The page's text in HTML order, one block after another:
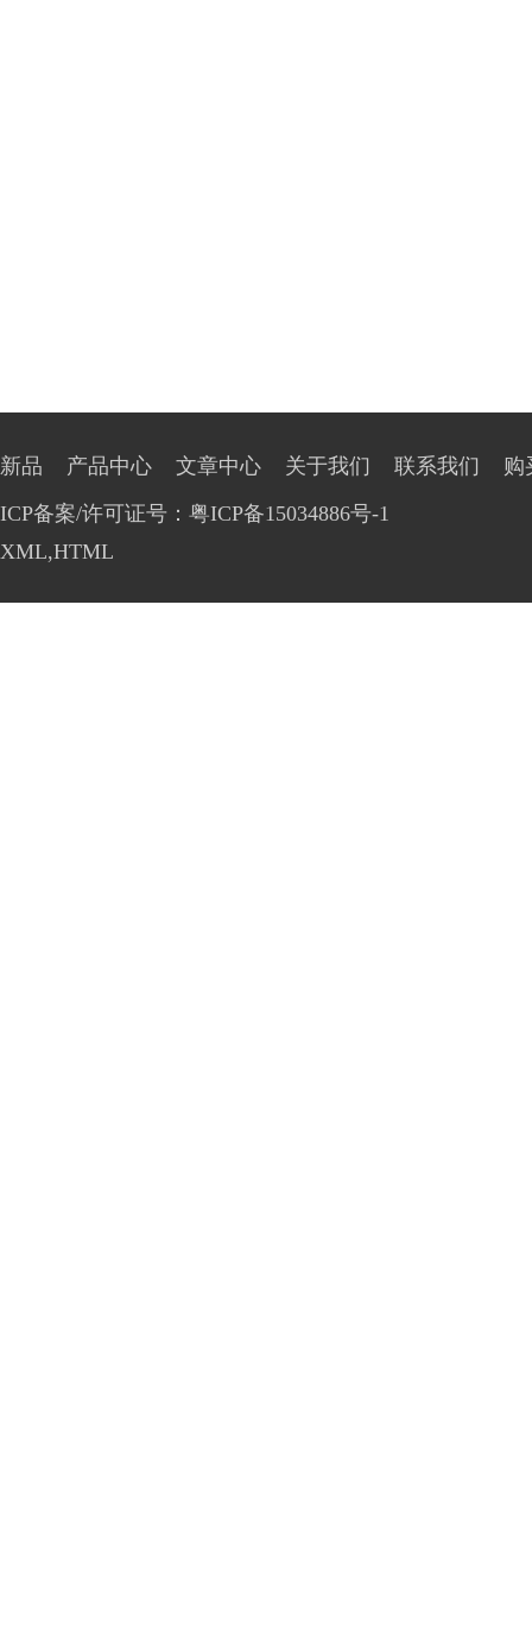
新品 产品中心 文章中心 关于我们 联系我们
购
ICP备案/许可证号：粤ICP备15034886号-1
XML,HTML